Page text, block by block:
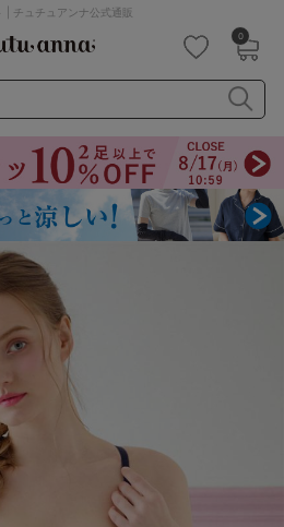
| チュチュアンナ公式通販
0
特盛ブラ
チューブトップ
ッキング
キャミソール
アームカバー
キッズ